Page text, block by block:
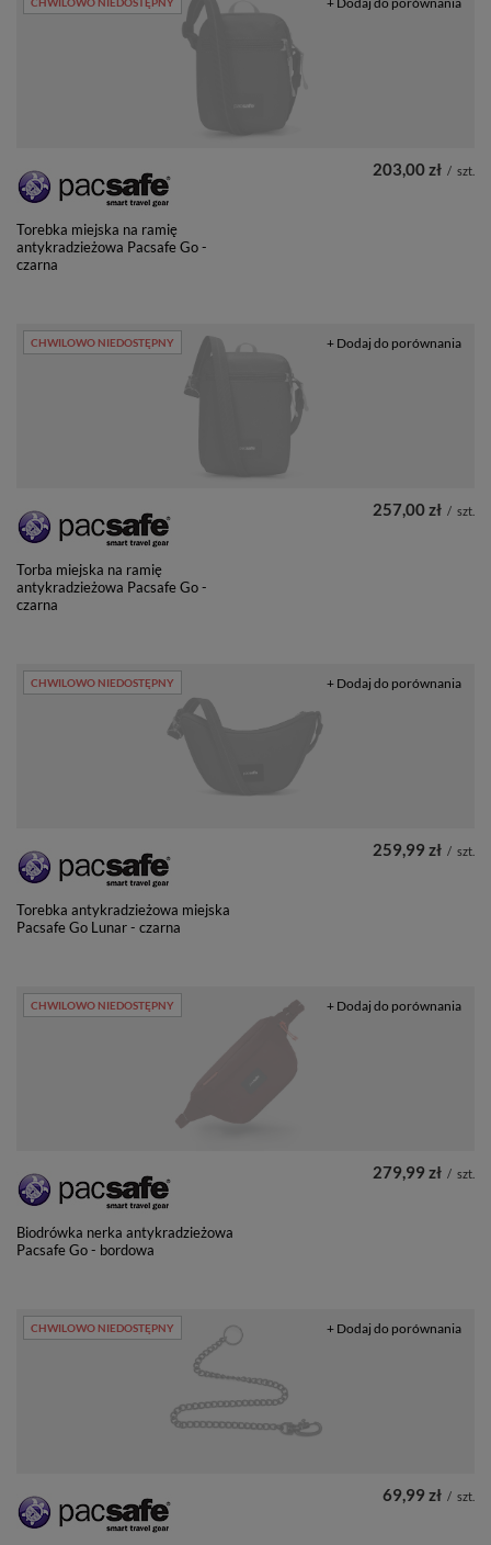
Torebka miejska na ramię
antykradzieżowa Pacsafe Go -
czarna
203,00 zł / szt.
CHWILOWO NIEDOSTĘPNY
Torba miejska na ramię
antykradzieżowa Pacsafe Go -
czarna
257,00 zł / szt.
+ Dodaj do porównania
CHWILOWO NIEDOSTĘPNY
Torebka antykradzieżowa miejska
Pacsafe Go Lunar - czarna
259,99 zł / szt.
+ Dodaj do porównania
CHWILOWO NIEDOSTĘPNY
Biodrówka nerka antykradzieżowa
Pacsafe Go - bordowa
279,99 zł / szt.
+ Dodaj do porównania
CHWILOWO NIEDOSTĘPNY
69,99 zł / szt.
+ Dodaj do porównania